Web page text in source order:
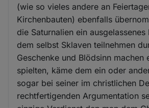
(wie so vieles andere an
Kirchenbauten) ebenfalls
die Saturnalien ein ausgelassenes
dem selbst Sklaven teilnehmen
Geschenke und Blödsinn machen
spielten, käme dem ein oder
sogar bei seiner im christlichen
rechtfertigenden Argumentation